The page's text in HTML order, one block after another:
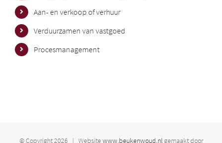
Aan- en verkoop of verhuur
Verduurzamen van vastgoed
Procesmanagement
© Copyright2026 | Websitewww.beukenwoud.nlgemaakt door